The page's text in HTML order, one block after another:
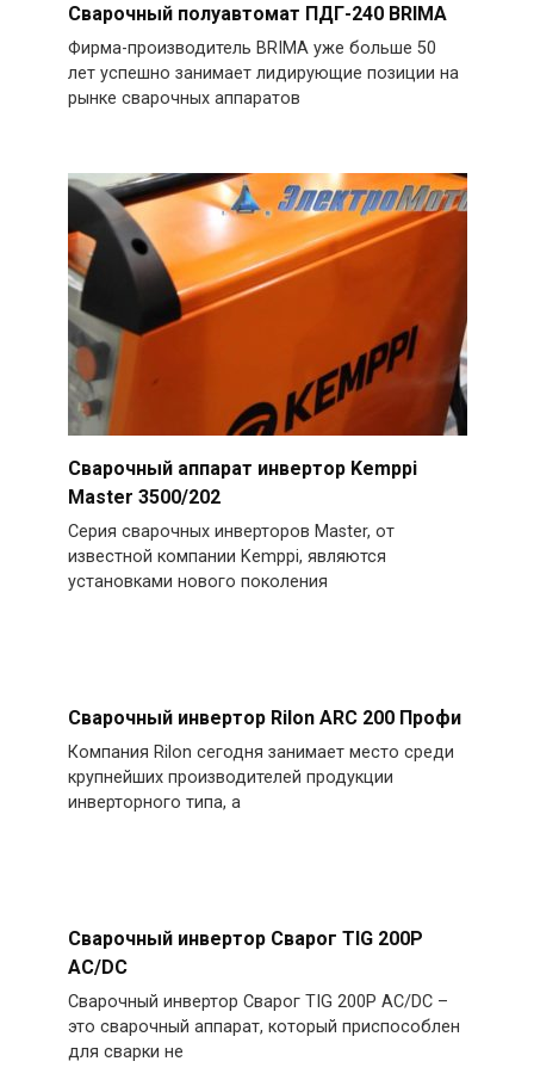
Сварочный полуавтомат ПДГ-240 BRIMA
Фирма-производитель BRIMA уже больше 50
лет успешно занимает лидирующие позиции на
рынке сварочных аппаратов
Сварочный аппарат инвертор Kemppi
Master 3500/202
Серия сварочных инверторов Master, от
известной компании Kemppi, являются
установками нового поколения
Сварочный инвертор Rilon ARC 200 Профи
Компания Rilon сегодня занимает место среди
крупнейших производителей продукции
инверторного типа, а
Сварочный инвертор Сварог TIG 200P
AC/DC
Сварочный инвертор Сварог TIG 200P AC/DC –
это сварочный аппарат, который приспособлен
для сварки не